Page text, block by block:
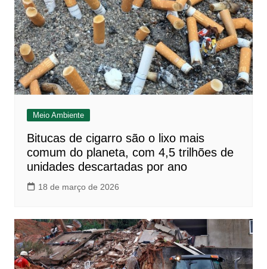
Meio Ambiente
Bitucas de cigarro são o lixo mais
comum do planeta, com 4,5 trilhões de
unidades descartadas por ano
18 de março de 2026